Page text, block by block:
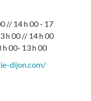
// 14 h 00 - 17
h 00 // 14 h 00
h 00- 13 h 00
dijon.com/